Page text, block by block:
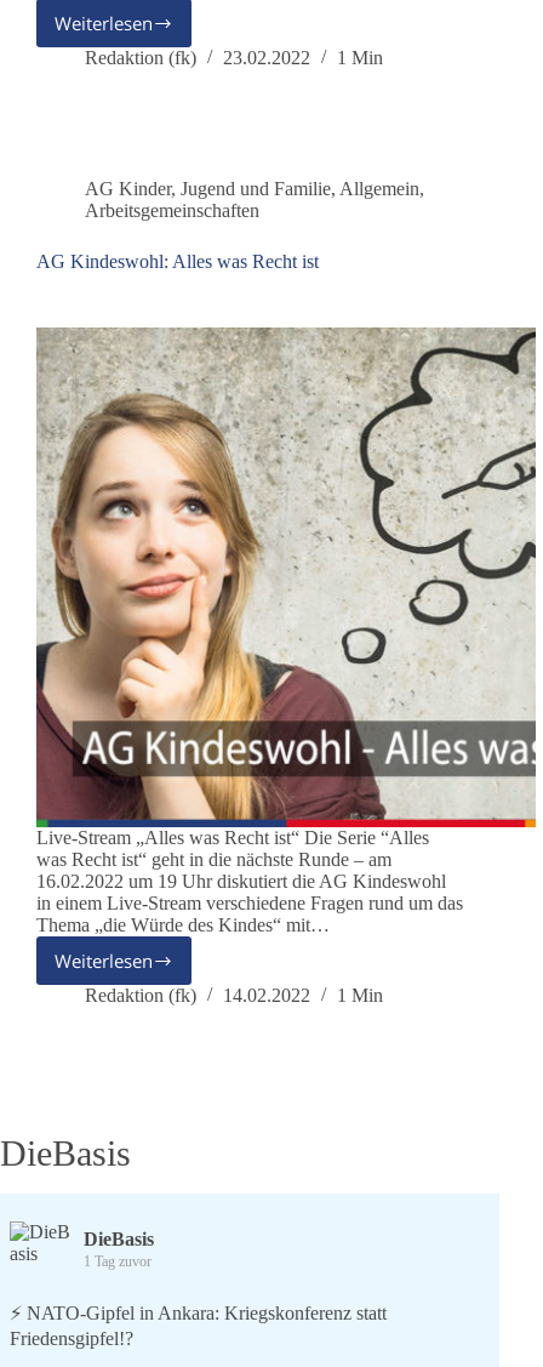
Weiterlesen
AG
Kindeswohl:
(Teil 2)
Redaktion (fk) 23.02.2022 1 Min
AG Kinder, Jugend und Familie, Allgemein,
Arbeitsgemeinschaften
AG Kindeswohl: Alles was Recht ist
Live-Stream „Alles was Recht ist“ Die Serie “Alles
was Recht ist“ geht in die nächste Runde – am
16.02.2022 um 19 Uhr diskutiert die AG Kindeswohl
in einem Live-Stream verschiedene Fragen rund um das
Thema „die Würde des Kindes“ mit…
Weiterlesen
AG
Kindeswohl:
Redaktion (fk) 14.02.2022 1 Min
DieBasis
DieBasis
1 Tag zuvor
⚡️ NATO-Gipfel in Ankara: Kriegskonferenz statt
Friedensgipfel!?